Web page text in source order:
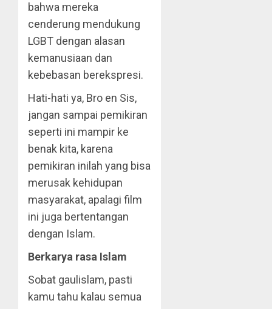
bahwa mereka
cenderung mendukung
LGBT dengan alasan
kemanusiaan dan
kebebasan berekspresi.
Hati-hati ya, Bro en Sis,
jangan sampai pemikiran
seperti ini mampir ke
benak kita, karena
pemikiran inilah yang bisa
merusak kehidupan
masyarakat, apalagi film
ini juga bertentangan
dengan Islam.
Berkarya rasa Islam
Sobat gaulislam, pasti
kamu tahu kalau semua